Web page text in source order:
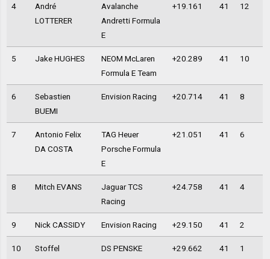
4
André
LOTTERER
Avalanche
Andretti Formula
E
+19.161 41 12
5 Jake HUGHES
NEOM McLaren
Formula E Team
+20.289 41 10
6
Sebastien
BUEMI
Envision Racing +20.714 41 8
7
Antonio Felix
DA COSTA
TAG Heuer
Porsche Formula
E
+21.051 41 6
8 Mitch EVANS
Jaguar TCS
Racing
+24.758 41 4
9 Nick CASSIDY Envision Racing +29.150 41 2
10
Stoffel
DS PENSKE +29.662 41 1